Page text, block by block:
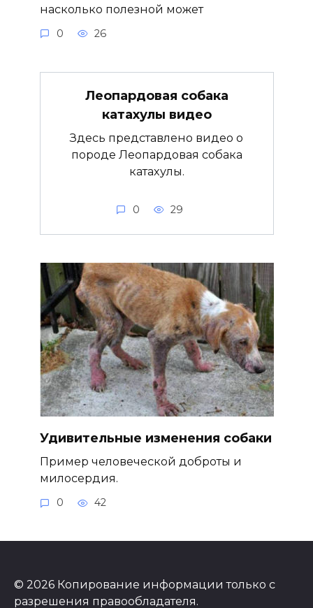
насколько полезной может
0 26
Леопардовая собака
катахулы видео
Здесь представлено видео о
породе Леопардовая собака
катахулы.
0 29
Удивительные изменения собаки
Пример человеческой доброты и
милосердия.
0 42
© 2026 Копирование информации только с
разрешения правообладателя.